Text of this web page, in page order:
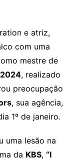
e atriz,
com uma
mestre de
, realizado
preocupação
, sua agência,
1º de janeiro.
uma lesão na
da KBS, “I